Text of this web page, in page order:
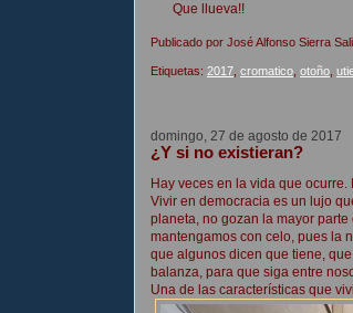
Que llueva!!
Publicado por José Alfonso Sierra
Etiquetas: 2017 cromatico otoño
domingo, 27 de agosto de 2017
¿Y si no existieran?
Hay veces en la vida que
Vivir en democracia es un lujo
planeta, no gozan la mayor
mantengamos con celo, pues la
que algunos dicen que tiene,
balanza, para que siga entre
Una de las características que